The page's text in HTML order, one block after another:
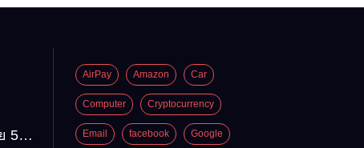
5
AirPay Amazon Car
Computer Cryptocurrency
Email facebook Google